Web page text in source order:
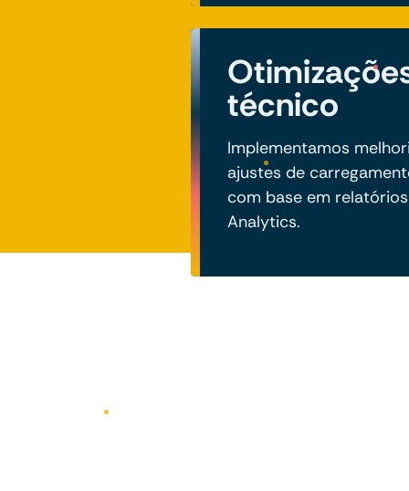
técnico
Implementamos
ajustes de
com base em
Analytics.